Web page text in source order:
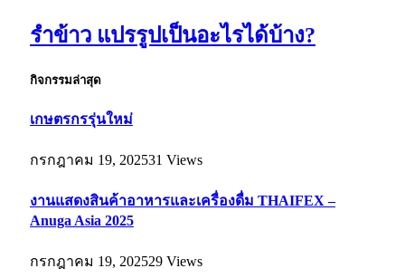
รำข้าว แปรรูปเป็นอะไรได้บ้าง?
กิจกรรมล่าสุด
เกษตรกรรุ่นใหม่
กรกฎาคม 19, 202531 Views
งานแสดงสินค้าอาหารและเครื่องดื่ม THAIFEX –
Anuga Asia 2025
กรกฎาคม 19, 202529 Views